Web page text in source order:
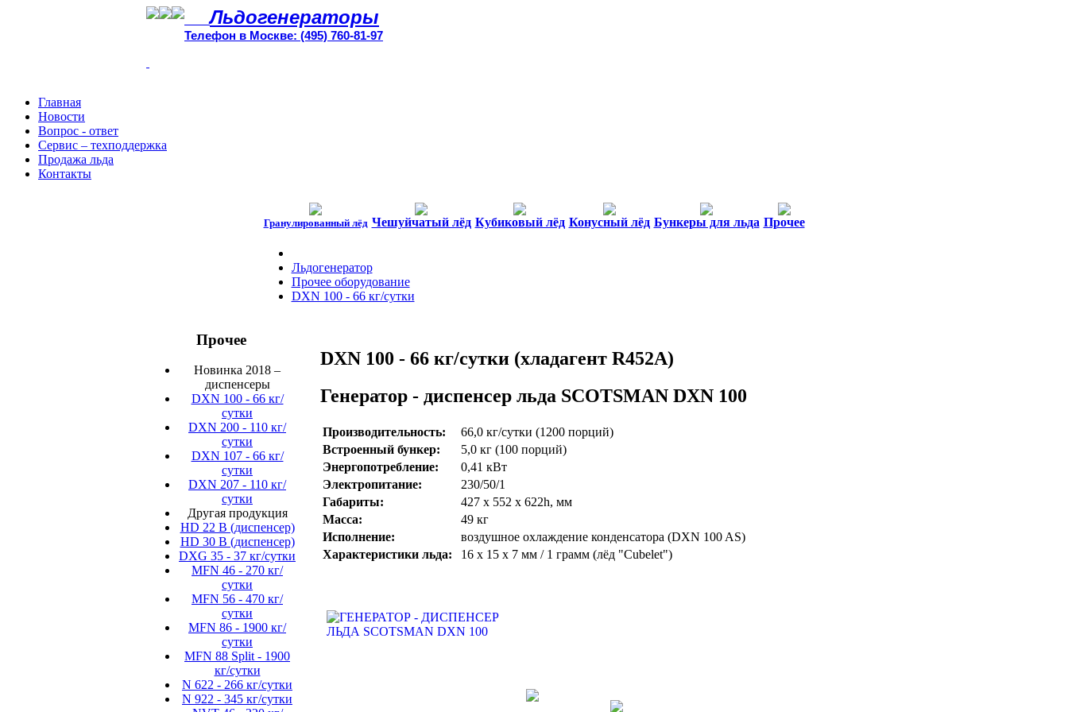
Льдогенераторы
Телефон в Москве: (495) 760-81-97
Главная
Новости
Вопрос - ответ
Сервис – техподдержка
Продажа льда
Контакты
Гранулированный лёд Чешуйчатый лёд Кубиковый лёд Конусный лёд Бункеры для льда Прочее
Льдогенератор
Прочее оборудование
DXN 100 - 66 кг/сутки
Прочее
Новинка 2018 –
диспенсеры
DXN 100 - 66 кг/
сутки
DXN 200 - 110 кг/
сутки
DXN 107 - 66 кг/
сутки
DXN 207 - 110 кг/
сутки
Другая продукция
HD 22 B (диспенсер)
HD 30 B (диспенсер)
DXG 35 - 37 кг/сутки
MFN 46 - 270 кг/
сутки
MFN 56 - 470 кг/
сутки
MFN 86 - 1900 кг/
сутки
MFN 88 Split - 1900
кг/сутки
N 622 - 266 кг/сутки
N 922 - 345 кг/сутки
DXN 100 - 66 кг/сутки (хладагент R452A)
Генератор - диспенсер льда SCOTSMAN DXN 100
Производительность:
66,0 кг/сутки (1200 порций)
Встроенный бункер:
5,0 кг (100 порций)
Энергопотребление:
0,41 кВт
Электропитание:
230/50/1
Габариты:
427 х 552 х 622h, мм
Масса:
49 кг
Исполнение:
воздушное охлаждение конденсатора (DXN 100 AS)
Характеристики льда:
16 x 15 x 7 мм / 1 грамм (лёд "Cubelet")